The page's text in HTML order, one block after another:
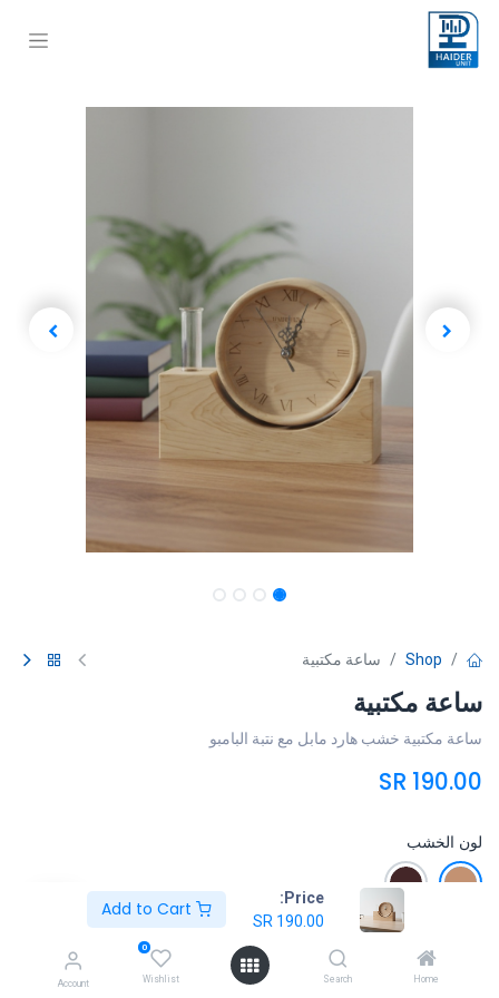
Price:
SR 190.00
Home
Search
0
Wishlist
Account
Shop ساعة مكتبية
ساعة مكتبية
ساعة مكتبية خشب هارد مابل مع نتبة البامبو
SR 190.00
لون الخشب